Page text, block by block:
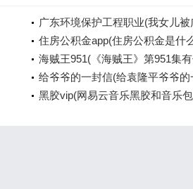
广东环境保护工程职业(我女儿
院资源
住房公积金app(住房公积金是什
海贼王951(《海贼王》第951集
给爷爷的一封信(给袁隆平爷爷的
黑胶vip(网易云音乐黑胶和音乐